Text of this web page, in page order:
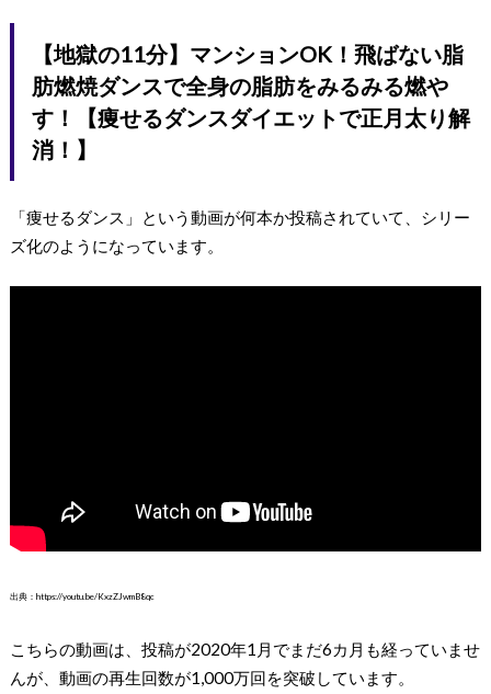
【地獄の11分】マンションOK！飛ばない脂
肪燃焼ダンスで全身の脂肪をみるみる燃や
す！【痩せるダンスダイエットで正月太り解
消！】
「痩せるダンス」という動画が何本か投稿されていて、シリー
ズ化のようになっています。
出典：https://youtu.be/KxzZJwmB8qc
こちらの動画は、投稿が2020年1月でまだ6カ月も経っていませ
んが、動画の再生回数が1,000万回を突破しています。